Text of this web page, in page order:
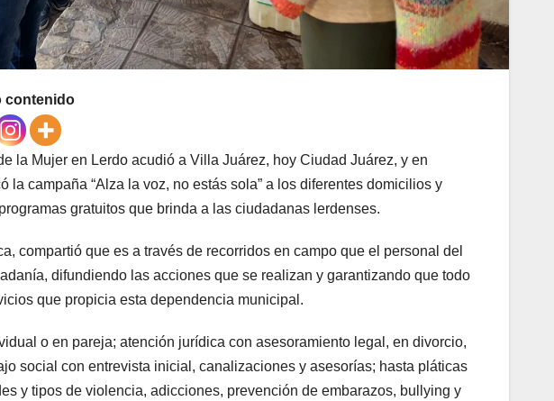
contenido
la Mujer en Lerdo acudió a Villa Juárez, hoy Ciudad Juárez, y en
la campaña “Alza la voz, no estás sola” a los diferentes domicilios y
gratuitos que brinda a las ciudadanas lerdenses.
compartió que es a través de recorridos en campo que el personal del
difundiendo las acciones que se realizan y garantizando que todo
que propicia esta dependencia municipal.
o en pareja; atención jurídica con asesoramiento legal, en divorcio,
social con entrevista inicial, canalizaciones y asesorías; hasta pláticas
y tipos de violencia, adicciones, prevención de embarazos, bullying y